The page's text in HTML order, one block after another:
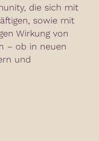
die sich mit
sowie mit
Wirkung von
– ob in neuen
und